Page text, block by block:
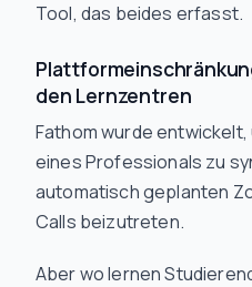
Tool, das beides erfasst.
den Lernzentren
Fathom wurde entwickelt,
eines Professionals zu
automatisch geplanten
Calls beizutreten.
Aber wo lernen